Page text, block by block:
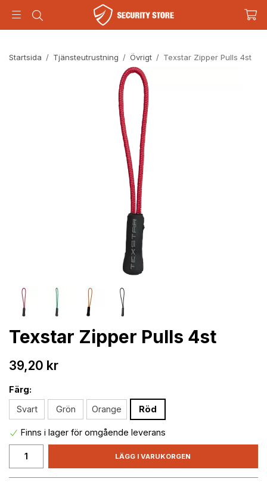
Startsida / Tjänsteutrustning / Övrigt / Texstar Zipper Pulls 4st
Texstar Zipper Pulls 4st
39,20 kr
Färg:
Svart
Grön Orange Röd
Finns i lager för omgående leverans
LÄGG I VARUKORGEN